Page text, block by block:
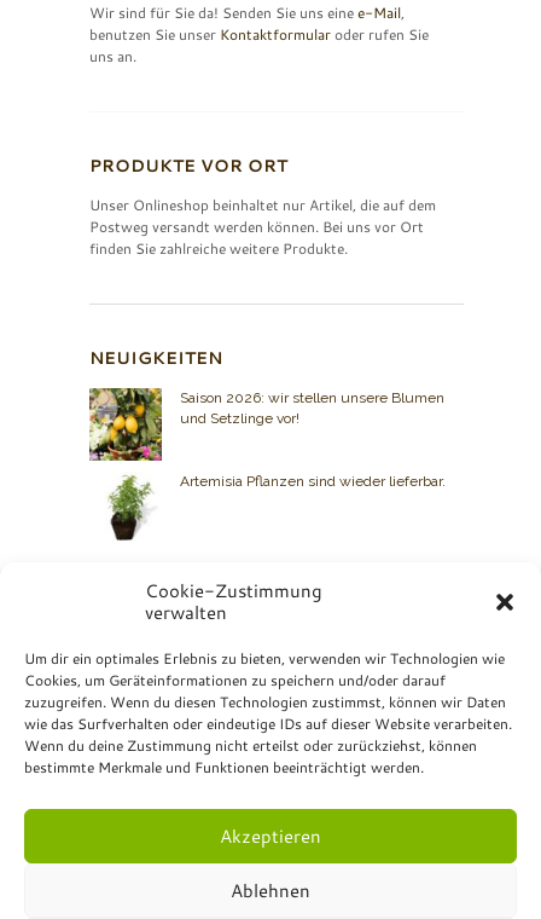
Cookie-Zustimmung
verwalten
Um dir ein optimales Erlebnis zu bieten, verwenden wir Technologien wie
Cookies, um Geräteinformationen zu speichern und/oder darauf
zuzugreifen. Wenn du diesen Technologien zustimmst, können wir Daten
wie das Surfverhalten oder eindeutige IDs auf dieser Website verarbeiten.
Wenn du deine Zustimmung nicht erteilst oder zurückziehst, können
bestimmte Merkmale und Funktionen beeinträchtigt werden.
Akzeptieren
Ablehnen
Wir sind für Sie da! Senden Sie uns einee-Mail,
benutzen Sie unser Kontaktformularoder rufen Sie
uns an.
PRODUKTE VOR ORT
Unser Onlineshop beinhaltet nur Artikel, die auf dem
Postweg versandt werden können. Bei uns vor Ort
finden Sie zahlreiche weitere Produkte.
NEUIGKEITEN
Saison 2026: wir stellen unsere Blumen
und Setzlinge vor!
Artemisia Pflanzen sind wieder lieferbar.
BIO GRAUER
Kontakt: +49 7072 23 07
Bio Grauer
Hurschstrasse 4
DE-72810 Gomaringen